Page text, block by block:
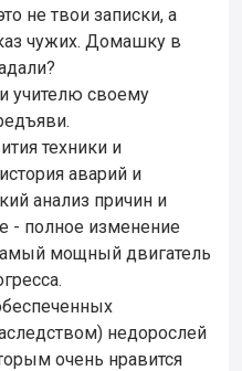
не твои записки, а
чужих. Домашку в
учителю своему
техники и
аварий и
анализ причин и
- полное изменение
мощный двигатель
недорослей
очень нравится